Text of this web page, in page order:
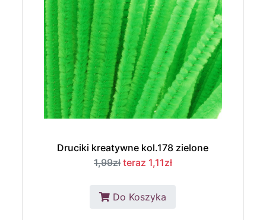
Druciki kreatywne kol.178 zielone
1,99zł teraz 1,11zł
Do Koszyka